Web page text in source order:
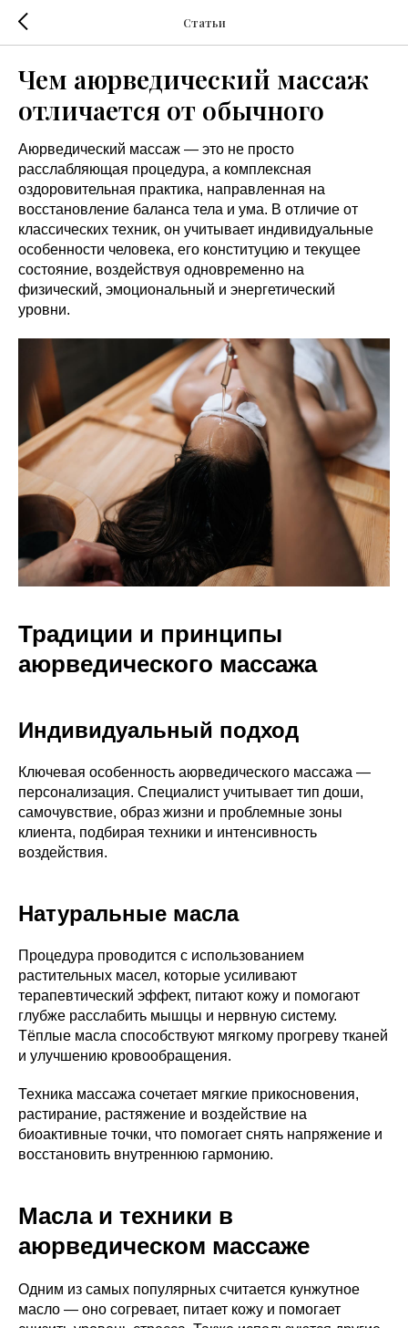
Статьи
Чем аюрведический массаж
отличается от обычного
Аюрведический массаж — это не просто
расслабляющая процедура, а комплексная
оздоровительная практика, направленная на
восстановление баланса тела и ума. В отличие от
классических техник, он учитывает индивидуальные
особенности человека, его конституцию и текущее
состояние, воздействуя одновременно на
физический, эмоциональный и энергетический
уровни.
Традиции и принципы
аюрведического массажа
Индивидуальный подход
Ключевая особенность аюрведического массажа —
персонализация. Специалист учитывает тип доши,
самочувствие, образ жизни и проблемные зоны
клиента, подбирая техники и интенсивность
воздействия.
Натуральные масла
Процедура проводится с использованием
растительных масел, которые усиливают
терапевтический эффект, питают кожу и помогают
глубже расслабить мышцы и нервную систему.
Тёплые масла способствуют мягкому прогреву тканей
и улучшению кровообращения.
Техника массажа сочетает мягкие прикосновения,
растирание, растяжение и воздействие на
биоактивные точки, что помогает снять напряжение и
восстановить внутреннюю гармонию.
Масла и техники в
аюрведическом массаже
Одним из самых популярных считается кунжутное
масло — оно согревает, питает кожу и помогает